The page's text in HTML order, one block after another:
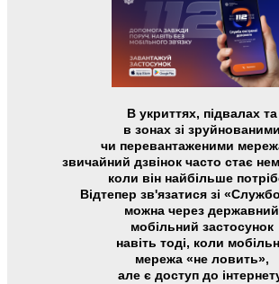
В укриттях, підвалах та
в зонах зі зруйнованими
чи перевантаженими
звичайний дзвінок часто стає
коли він найбільше
Відтепер зв'язатися зі
можна через державний
мобільний застосунок
навіть тоді, коли
мережа «не ловить»,
але є доступ до